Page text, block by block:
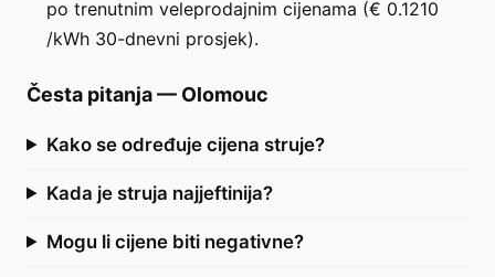
po trenutnim veleprodajnim cijenama (€ 0.1210
/kWh 30-dnevni prosjek).
Česta pitanja— Olomouc
Kako se određuje cijena struje?
Kada je struja najjeftinija?
Mogu li cijene biti negativne?